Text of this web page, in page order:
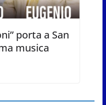
porta a San
musica